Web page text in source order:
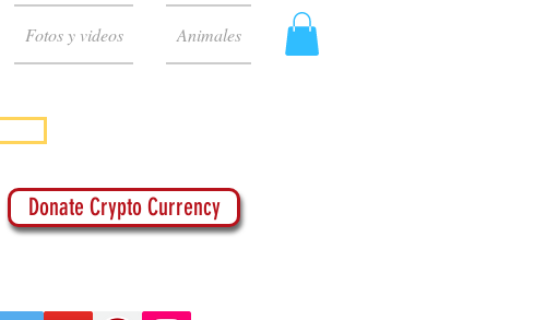
Fotos y videos Animales
Donate Crypto Currency